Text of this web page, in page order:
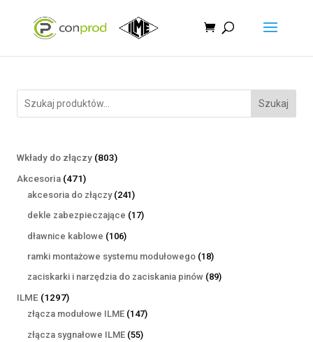
Szukaj
Wkłady do złączy 803803
Akcesoria 471471
produktów
akcesoria do złączy 241241
produktów
dekle zabezpieczające 1717
dławnice kablowe 106106
produktów
ramki montażowe systemu modułowego 1818
produktów
zaciskarki i narzędzia do zaciskania pinów 8989
ILME 12971297
produktów
złącza modułowe ILME 147147
złącza sygnałowe ILME 5555